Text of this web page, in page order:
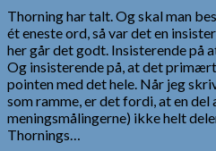
Thorning har talt. Og skal man
ét eneste ord, så var det en
her går det godt. Insisterende på
Og insisterende på, at det
pointen med det hele. Når jeg
som ramme, er det fordi, at en
meningsmålingerne) ikke helt
Thornings…